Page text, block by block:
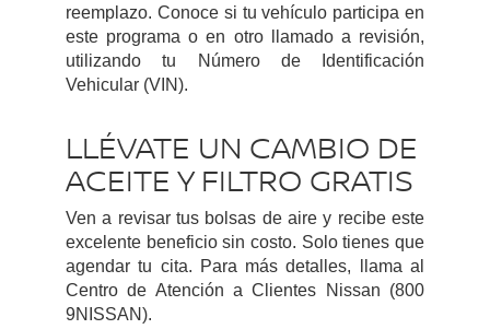
reemplazo. Conoce si tu vehículo participa en
este programa o en otro llamado a revisión,
utilizando tu Número de Identificación
Vehicular (VIN).
LLÉVATE UN CAMBIO DE
ACEITE Y FILTRO GRATIS
Ven a revisar tus bolsas de aire y recibe este
excelente beneficio sin costo. Solo tienes que
agendar tu cita. Para más detalles, llama al
Centro de Atención a Clientes Nissan (800
9NISSAN).